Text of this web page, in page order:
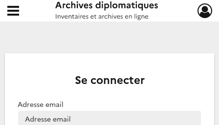
Archives diplomatiques
Ouvrir le menu déroulant
Se connecter
Adresse email